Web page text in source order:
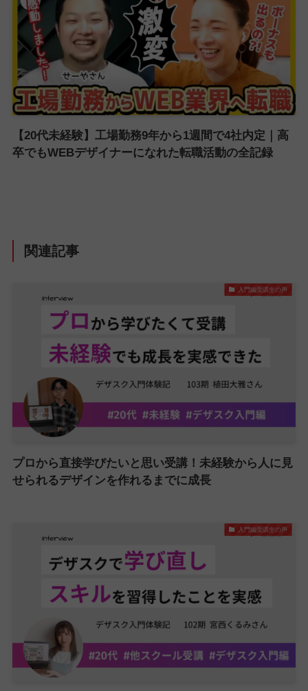
【20代未経験】工場勤務9年から1週間で4社内定｜高
卒でもWEBデザイナーになれた転職活動の全記録
関連記事
入門編受講生の声
プロから直接学びたいと思い受講！未経験から人に見
せられるデザインを作れるまでに成長
入門編受講生の声